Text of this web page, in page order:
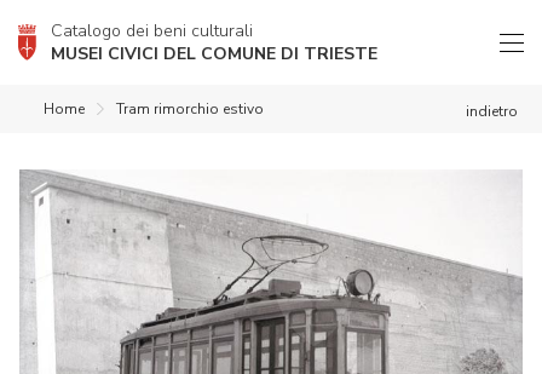
Catalogo dei beni culturali
MUSEI CIVICI DEL COMUNE DI TRIESTE
indietro
Home Tram rimorchio estivo